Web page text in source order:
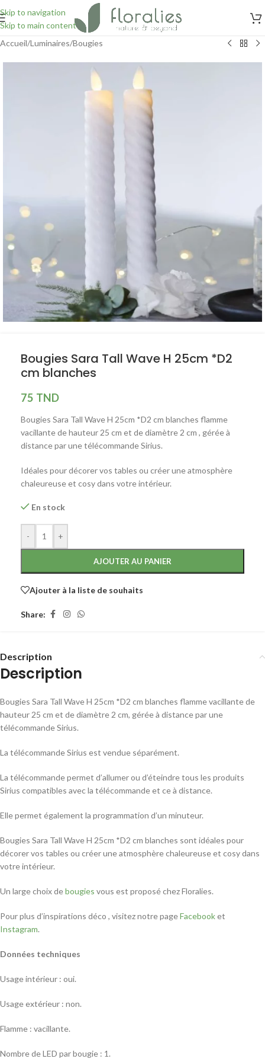
Skip to navigation
Skip to main content
Accueil/Luminaires/Bougies
Bougies Sara Tall Wave H 25cm *D2
cm blanches
75 TND
Bougies Sara Tall Wave H 25cm *D2 cm blanches flamme
vacillante de hauteur 25 cm et de diamètre 2 cm , gérée à
distance par une télécommande Sirius.
Idéales pour décorer vos tables ou créer une atmosphère
chaleureuse et cosy dans votre intérieur.
En stock
- +
AJOUTER AU PANIER
Ajouter à la liste de souhaits
Share:
Description
Description
Bougies Sara Tall Wave H 25cm *D2 cm blanches flamme vacillante de
hauteur 25 cm et de diamètre 2 cm, gérée à distance par une
télécommande Sirius.
La télécommande Sirius est vendue séparément.
La télécommande permet d’allumer ou d’éteindre tous les produits
Sirius compatibles avec la télécommande et ce à distance.
Elle permet également la programmation d’un minuteur.
Bougies Sara Tall Wave H 25cm *D2 cm blanches sont idéales pour
décorer vos tables ou créer une atmosphère chaleureuse et cosy dans
votre intérieur.
Un large choix debougies vous est proposé chez Floralies.
Pour plus d’inspirations déco , visitez notre pageFacebooket
Instagram.
Données techniques
Usage intérieur : oui.
Usage extérieur : non.
Flamme : vacillante.
Nombre de LED par bougie : 1.